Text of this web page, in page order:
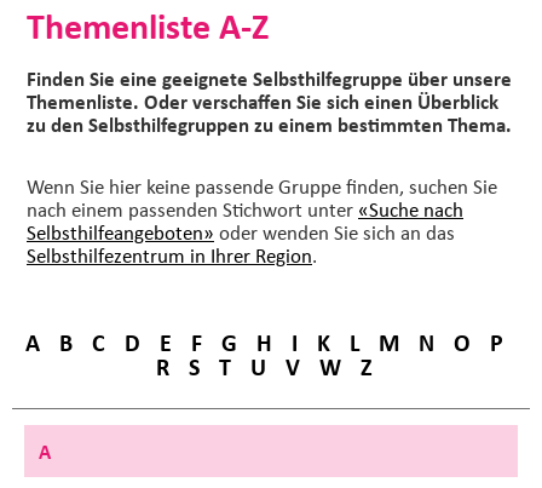
Themenliste A-Z
Finden Sie eine geeignete Selbsthilfegruppe über unsere
Themenliste. Oder verschaffen Sie sich einen Überblick
zu den Selbsthilfegruppen zu einem bestimmten Thema.
Wenn Sie hier keine passende Gruppe finden, suchen Sie
nach einem passenden Stichwort unter «Suche nach
Selbsthilfeangeboten» oder wenden Sie sich an das
Selbsthilfezentrum in Ihrer Region.
A B C D E F G H I K L M N O P
R S T U V W Z
A